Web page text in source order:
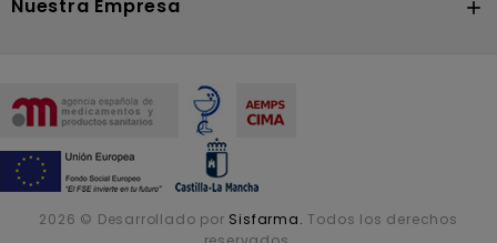
Nuestra Empresa 
2026 © Desarrollado por Sisfarma. Todos los derechos